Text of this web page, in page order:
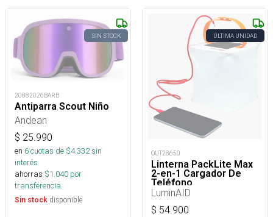
SIN STOCK
20882026BARB
Antiparra Scout Niño
Andean
$ 25.990
en 6cuotas de $4.332sin
interés
ahorras $1.040 por
transferencia.
Sin stock disponible
ÚLTIMA UNIDAD
OUT28650
Linterna PackLite Max
2-en-1 Cargador De
Teléfono
LuminAID
$ 54.900